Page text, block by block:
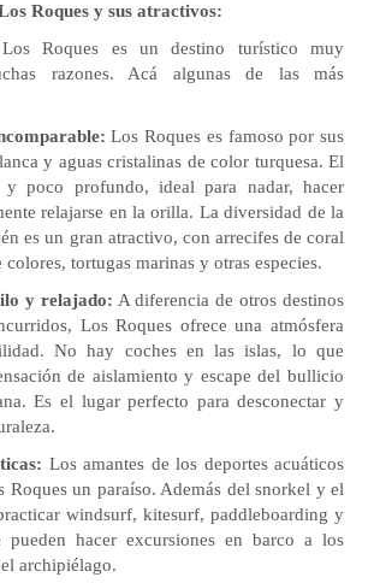
Roques y sus atractivos:
Roques es un destino turístico muy
razones. Acá algunas de las más
Los Roques es famoso por sus
y aguas cristalinas de color turquesa. El
poco profundo, ideal para nadar, hacer
relajarse en la orilla. La diversidad de la
es un gran atractivo, con arrecifes de coral
colores, tortugas marinas y otras especies.
y relajado: A diferencia de otros destinos
Los Roques ofrece una atmósfera
No hay coches en las islas, lo que
de aislamiento y escape del bullicio
Es el lugar perfecto para desconectar y
Los amantes de los deportes acuáticos
Roques un paraíso. Además del snorkel y el
windsurf, kitesurf, paddleboarding y
pueden hacer excursiones en barco a los
archipiélago.